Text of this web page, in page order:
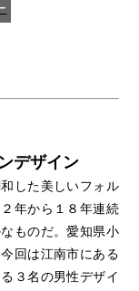
デザイン
した美しいフォル
年から１８年連続
ものだ。愛知県小
回は江南市にある
３名の男性デザイ